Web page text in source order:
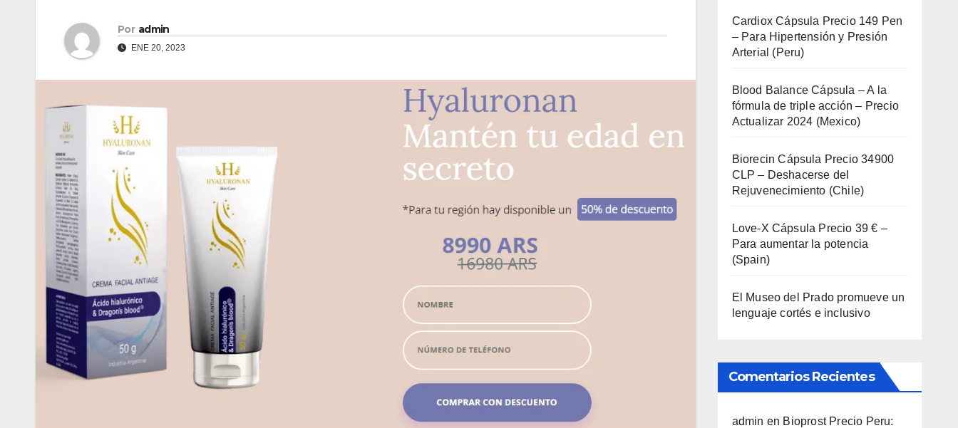
Por admin
ENE 20, 2023
Cardiox Cápsula Precio 149 Pen
– Para Hipertensión y Presión
Arterial (Peru)
Blood Balance Cápsula – A la
fórmula de triple acción – Precio
Actualizar 2024 (Mexico)
Biorecin Cápsula Precio 34900
CLP – Deshacerse del
Rejuvenecimiento (Chile)
Love-X Cápsula Precio 39 € –
Para aumentar la potencia
(Spain)
El Museo del Prado promueve un
lenguaje cortés e inclusivo
Comentarios Recientes
admin en Bioprost Precio Peru: